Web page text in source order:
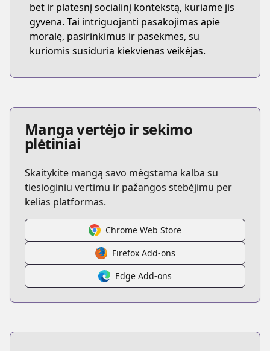
bet ir platesnį socialinį kontekstą, kuriame jis
gyvena. Tai intriguojanti pasakojimas apie
moralę, pasirinkimus ir pasekmes, su
kuriomis susiduria kiekvienas veikėjas.
Manga vertėjo ir sekimo
plėtiniai
Skaitykite mangą savo mėgstama kalba su
tiesioginiu vertimu ir pažangos stebėjimu per
kelias platformas.
Chrome Web Store
Firefox Add-ons
Edge Add-ons